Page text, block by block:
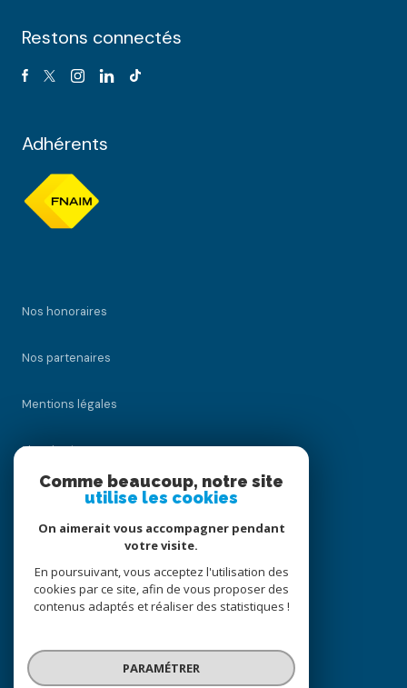
Restons connectés
Adhérents
Nos honoraires
Nos partenaires
Mentions légales
Plan du site
Cookies
© 2026 | Tous droits réservés
Comme beaucoup, notre site
utilise les cookies
On aimerait vous accompagner pendant
votre visite.
En poursuivant, vous acceptez l'utilisation des
cookies par ce site, afin de vous proposer des
contenus adaptés et réaliser des statistiques !
PARAMÉTRER